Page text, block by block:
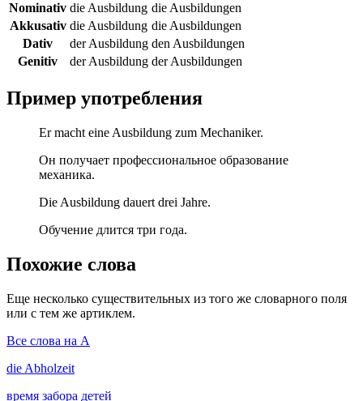
Nominativ die Ausbildung die Ausbildungen
Akkusativ die Ausbildung die Ausbildungen
Dativ
der Ausbildung den Ausbildungen
Genitiv
der Ausbildung der Ausbildungen
Пример употребления
Er macht eine Ausbildung zum Mechaniker.
Он получает профессиональное образование
механика.
Die Ausbildung dauert drei Jahre.
Обучение длится три года.
Похожие слова
Еще несколько существительных из того же словарного поля
или с тем же артиклем.
Все слова на A
die Abholzeit
время забора детей